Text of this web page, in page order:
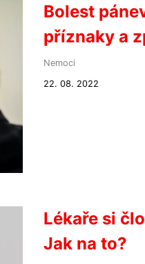
Bolest
příznaky a
Nemoci
22. 08. 2022
Lékaře si
Jak na to?